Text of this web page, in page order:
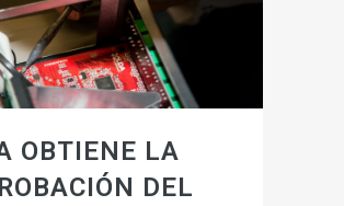
OBTIENE LA
DEL